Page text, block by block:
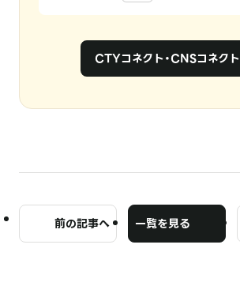
CTYコネクト・CNSコネクト
前の記事へ 一覧を見る